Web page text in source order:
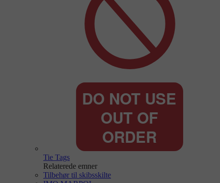
Tie Tags
Relaterede emner
Tilbehør til skibsskilte